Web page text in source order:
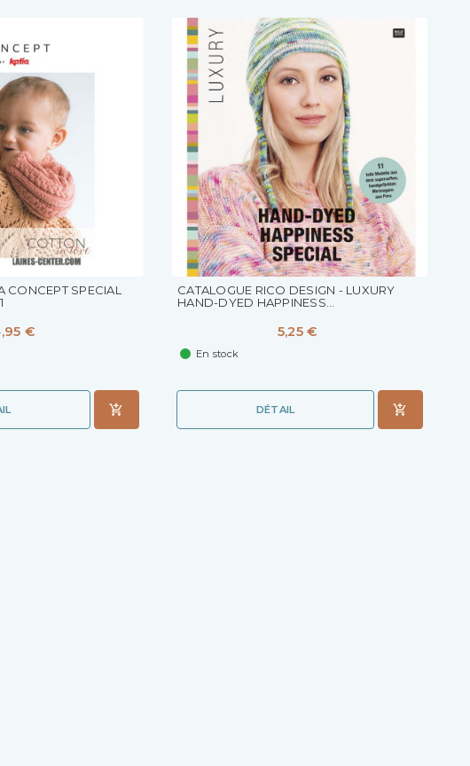
CONCEPT SPECIAL
€
CATALOGUE RICO DESIGN - LUXURY
HAND-DYED HAPPINESS...
5,25 €
En stock
DÉTAIL